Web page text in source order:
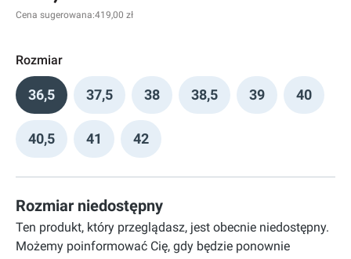
Cena sugerowana:419,00 zł
Rozmiar
36,5 37,5 38 38,5 39 40
40,5 41 42
Rozmiar niedostępny
Ten produkt, który przeglądasz, jest obecnie niedostępny.
Możemy poinformować Cię, gdy będzie ponownie